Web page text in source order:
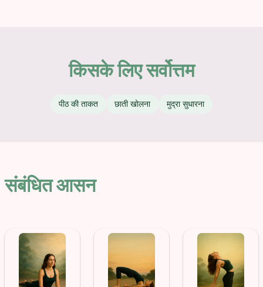
किसके लिए सर्वोत्तम
पीठ की ताकत छाती खोलना मुद्रा सुधारना
संबंधित आसन